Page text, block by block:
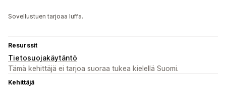
Sovellustuen tarjoaa luffa.
Resurssit
Tietosuojakäytäntö
Tämä kehittäjä ei tarjoa suoraa tukea kielellä Suomi.
Kehittäjä